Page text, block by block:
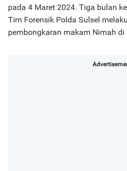
pada 4 Maret 2024. Tiga bulan
Tim Forensik Polda Sulsel
pembongkaran makam Nimah di